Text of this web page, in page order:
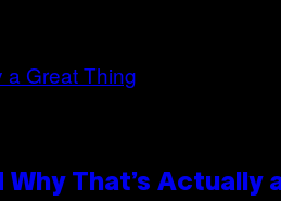
That’s Actually